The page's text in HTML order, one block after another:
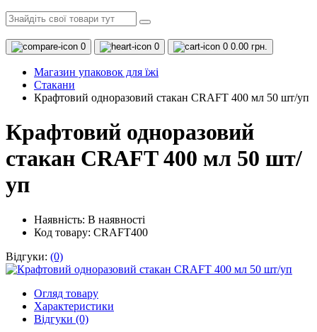
0 0 0 0.00 грн.
Магазин упаковок для їжі
Стакани
Крафтовий одноразовий стакан CRAFT 400 мл 50 шт/уп
Крафтовий одноразовий
стакан CRAFT 400 мл 50 шт/
уп
Наявність: В наявності
Код товару: CRAFT400
Відгуки: (0)
Огляд товару
Характеристики
Відгуки (0)